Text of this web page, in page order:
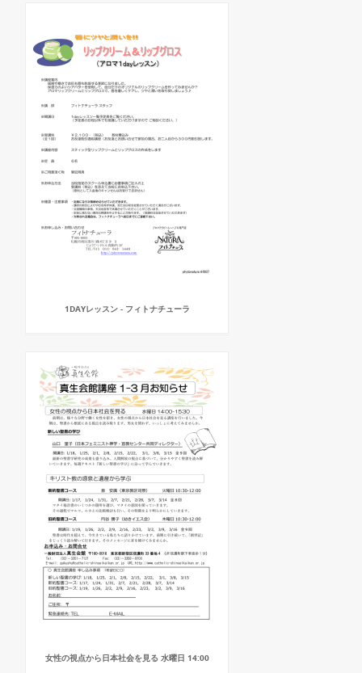
1DAYレッスン - フィトナチューラ
女性の視点から日本社会を見る 水曜日 14:00